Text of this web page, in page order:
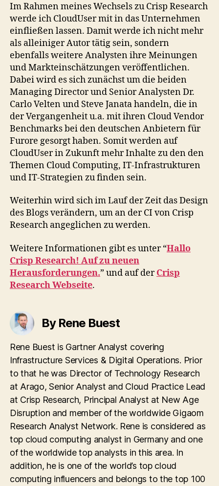
Im Rahmen meines Wechsels zu Crisp Research
werde ich CloudUser mit in das Unternehmen
einfließen lassen. Damit werde ich nicht mehr
als alleiniger Autor tätig sein, sondern
ebenfalls weitere Analysten ihre Meinungen
und Markteinschätzungen veröffentlichen.
Dabei wird es sich zunächst um die beiden
Managing Director und Senior Analysten Dr.
Carlo Velten und Steve Janata handeln, die in
der Vergangenheit u.a. mit ihren Cloud Vendor
Benchmarks bei den deutschen Anbietern für
Furore gesorgt haben. Somit werden auf
CloudUser in Zukunft mehr Inhalte zu den den
Themen Cloud Computing, IT-Infrastrukturen
und IT-Strategien zu finden sein.
Weiterhin wird sich im Lauf der Zeit das Design
des Blogs verändern, um an der CI von Crisp
Research angeglichen zu werden.
Weitere Informationen gibt es unter “Hallo
Crisp Research! Auf zu neuen
Herausforderungen.” und auf derCrisp
Research Webseite.
By Rene Buest
Rene Buest is Gartner Analyst covering
Infrastructure Services & Digital Operations. Prior
to that he was Director of Technology Research
at Arago, Senior Analyst and Cloud Practice Lead
at Crisp Research, Principal Analyst at New Age
Disruption and member of the worldwide Gigaom
Research Analyst Network. Rene is considered as
top cloud computing analyst in Germany and one
of the worldwide top analysts in this area. In
addition, he is one of the world’s top cloud
computing influencers and belongs to the top 100